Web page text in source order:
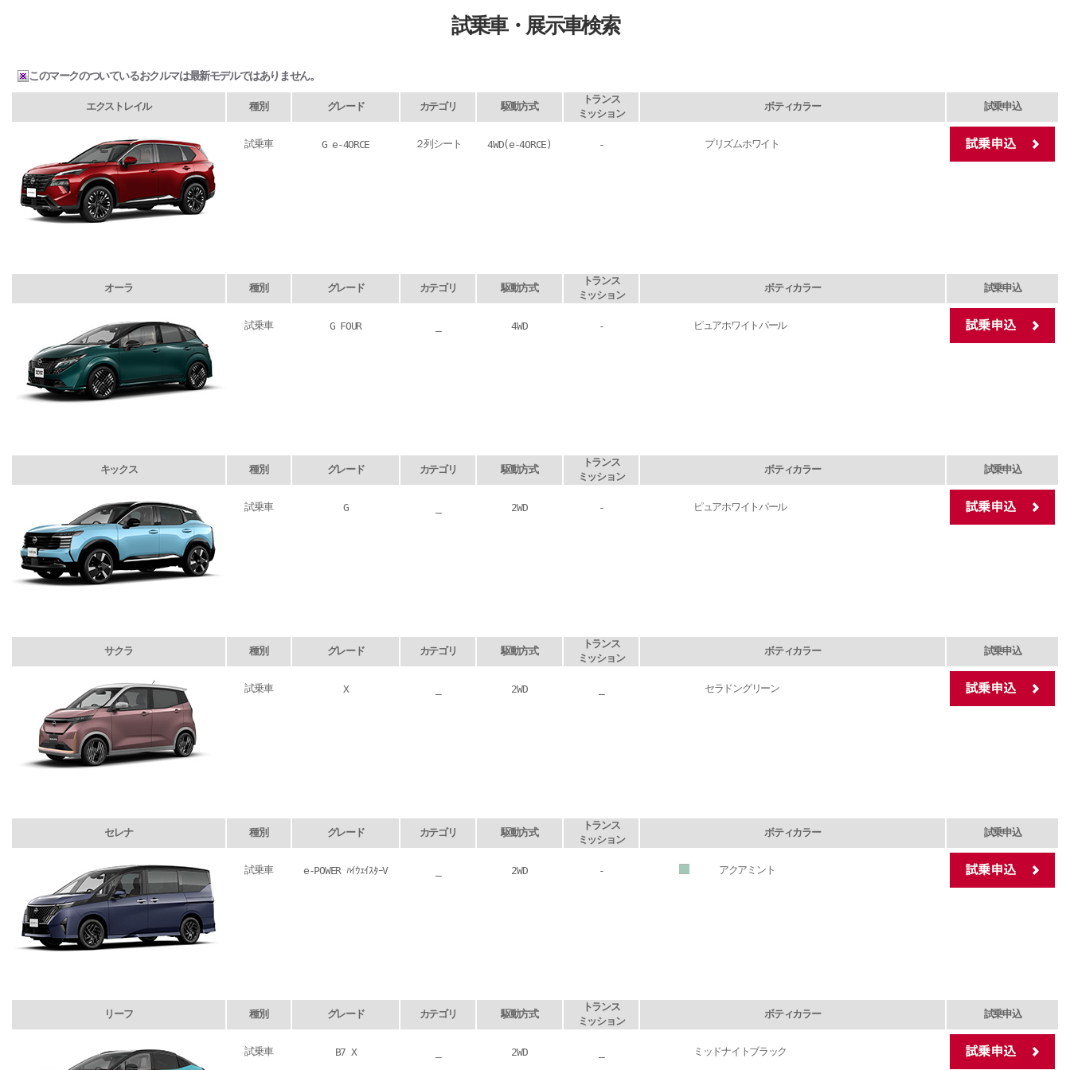
試乗車・展示車検索
このマークのついているおクルマは最新モデルではありません。
エクストレイル 種別 グレード カテゴリ 駆動方式
トランス
ミッション
ボティカラー 試乗申込
試乗車 G e-4ORCE ２列シート 4WD(e-4ORCE) - プリズムホワイト
オーラ 種別 グレード カテゴリ 駆動方式
トランス
ミッション
ボティカラー 試乗申込
試乗車 G FOUR 4WD - ピュアホワイトパール
キックス 種別 グレード カテゴリ 駆動方式
トランス
ミッション
ボティカラー 試乗申込
試乗車 G 2WD - ピュアホワイトパール
サクラ 種別 グレード カテゴリ 駆動方式
トランス
ミッション
ボティカラー 試乗申込
試乗車 X 2WD セラドングリーン
セレナ 種別 グレード カテゴリ 駆動方式
トランス
ミッション
ボティカラー 試乗申込
試乗車 e-POWER ﾊｲｳｪｲｽﾀｰV 2WD - アクアミント
リーフ 種別 グレード カテゴリ 駆動方式
トランス
ミッション
ボティカラー 試乗申込
試乗車 B7 X 2WD ミッドナイトブラック